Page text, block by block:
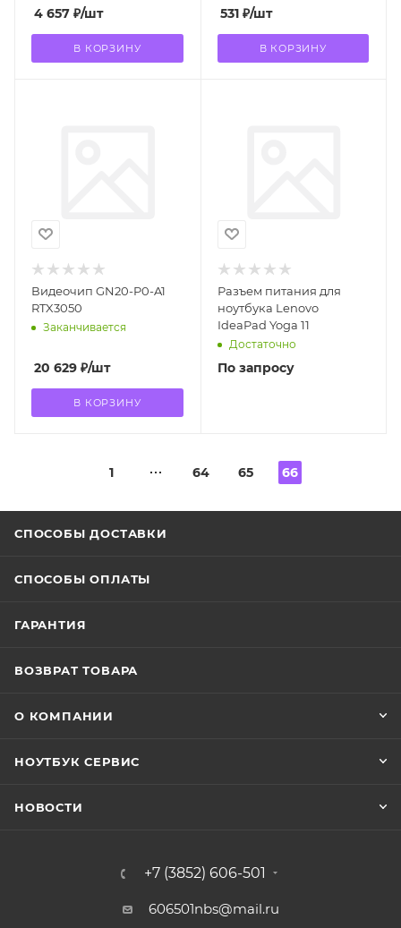
4 657 ₽/шт
В КОРЗИНУ
531₽/шт
В КОРЗИНУ
Видеочип GN20-P0-A1
RTX3050
Заканчивается
20 629 ₽/шт
В КОРЗИНУ
Разъем питания для
ноутбука Lenovo
IdeaPad Yoga 11
Достаточно
По запросу
1 64 65 66
СПОСОБЫ ДОСТАВКИ
СПОСОБЫ ОПЛАТЫ
ГАРАНТИЯ
ВОЗВРАТ ТОВАРА
О КОМПАНИИ
НОУТБУК СЕРВИС
НОВОСТИ
+7 (3852) 606-501
606501nbs@mail.ru